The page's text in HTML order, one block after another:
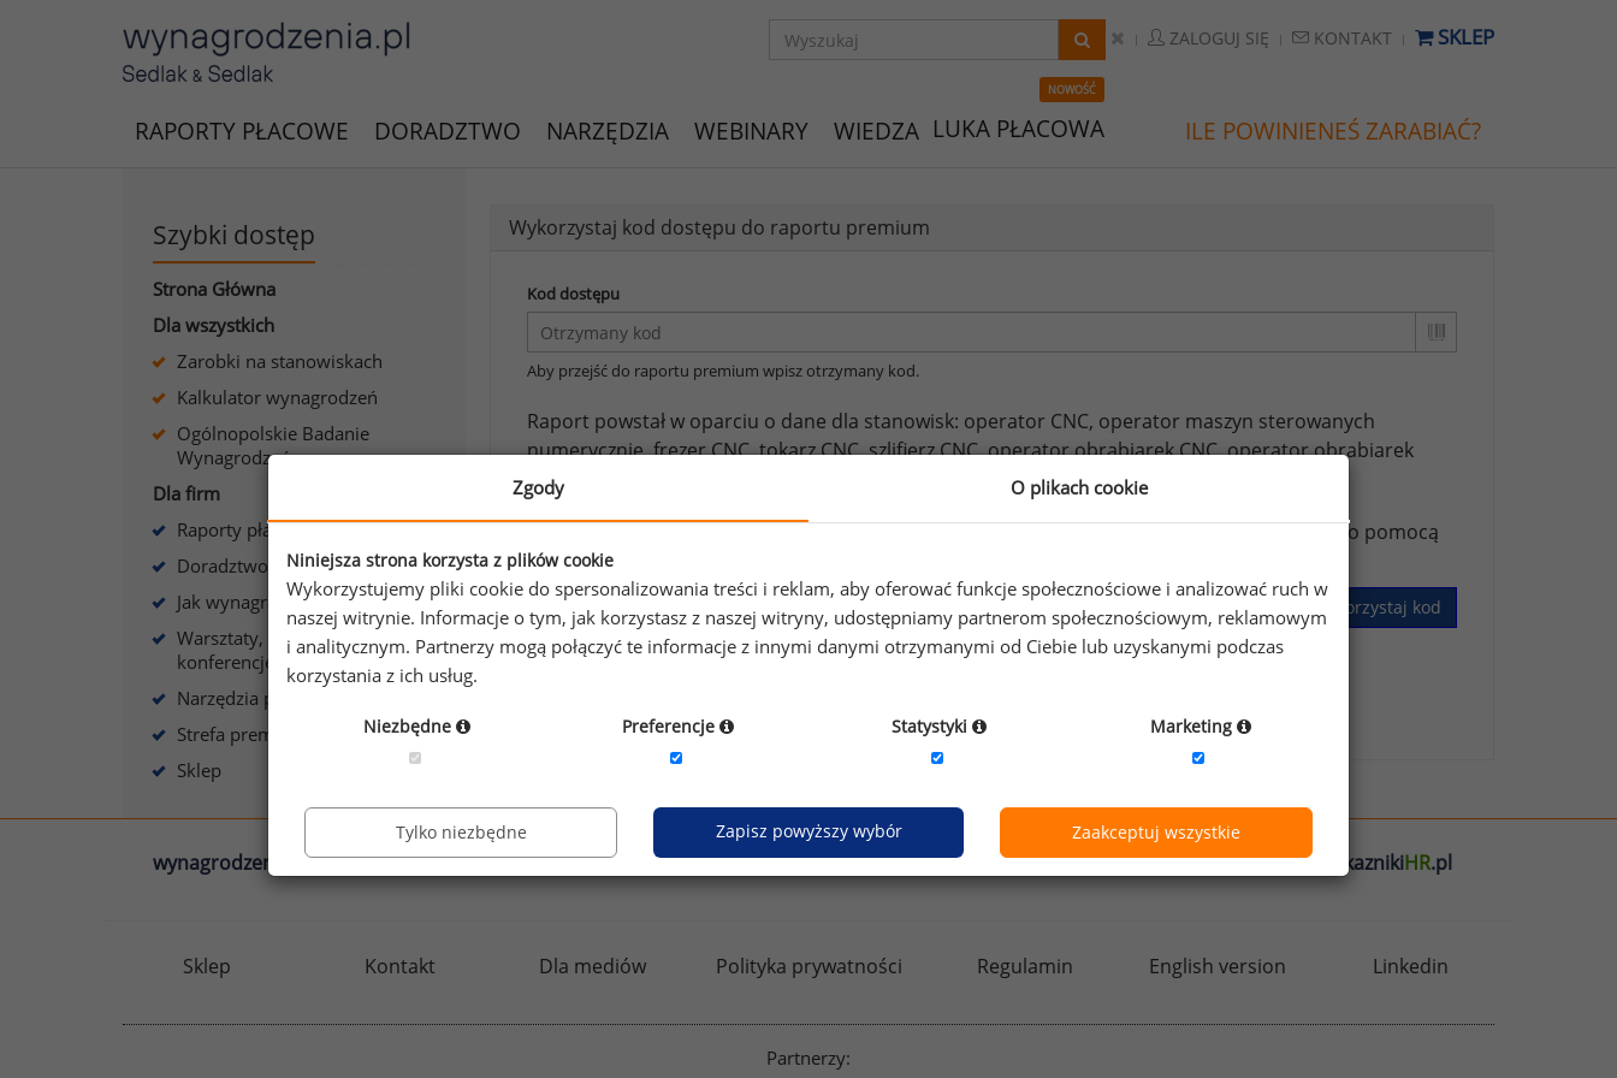
ZALOGUJ SIĘ KONTAKT SKLEP
RAPORTY PŁACOWE DORADZTWO NARZĘDZIA WEBINARY WIEDZA
NOWOŚĆ
LUKA PŁACOWA ILE POWINIENEŚ ZARABIAĆ?
Szybki dostęp
Strona Główna
Dla wszystkich
Zarobki na stanowiskach
Kalkulator wynagrodzeń
Ogólnopolskie Badanie
Wynagrodzeń
Dla firm
Raporty płacowe dla firm
Doradztwo płacowe
Jak wynagradzać?
Warsztaty, szkolenia,
konferencje
Narzędzia płacowe
Strefa premium
Sklep
Wykorzystaj kod dostępu do raportu premium
Kod dostępu
Aby przejść do raportu premium wpisz otrzymany kod.
Raport powstał w oparciu o dane dla stanowisk: operator CNC, operator maszyn sterowanych
numerycznie,frezer CNC,tokarz CNC,szlifierz CNC,operator obrabiarek CNC,operator obrabiarek
sterowanych numerycznie ,
Jeżeli posiadasz dostęp, do pełnego raportu jednego z powyższych stanowisk możesz za jego pomocą
sprawdzić raporty dla pozostałych.
Wykorzystaj kod
wynagrodzenia.pl sedlak.pl kfw.sedlak.pl rynekpracy.pl raportyplacowe.pl badaniaHR.pl wskaznikiHR.pl
Sklep Kontakt Dla mediów Polityka prywatności Regulamin English version Linkedin
Partnerzy:
Zgody O plikach cookie
Niniejsza strona korzysta z plików cookie
Wykorzystujemy pliki cookie do spersonalizowania treści i reklam, aby oferować funkcje społecznościowe i analizować ruch w
naszej witrynie. Informacje o tym, jak korzystasz z naszej witryny, udostępniamy partnerom społecznościowym, reklamowym
i analitycznym. Partnerzy mogą połączyć te informacje z innymi danymi otrzymanymi od Ciebie lub uzyskanymi podczas
korzystania z ich usług.
Niezbędne Preferencje Statystyki Marketing
Tylko niezbędne Zapisz powyższy wybór Zaakceptuj wszystkie